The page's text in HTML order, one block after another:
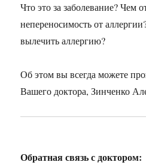
Что это за заболевание? Чем
непереносимость от
вылечить аллергию?
Об этом вы всегда можете
Вашего доктора, Зинченко
Обратная связь с доктором: